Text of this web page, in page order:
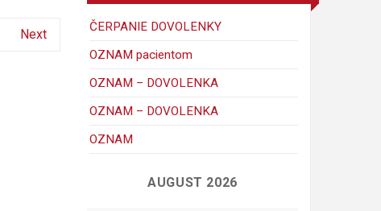
Next
ferdo
kacer
krtko
macko
Maggie Simpson
maja
mickey_mouse_walt_disney-
porky-hrackyshop
ČERPANIE DOVOLENKY
OZNAM pacientom
OZNAM – DOVOLENKA
OZNAM – DOVOLENKA
OZNAM
AUGUST 2026